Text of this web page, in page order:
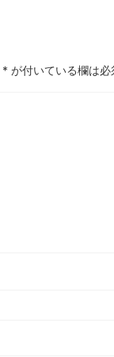
* が付いている欄は必